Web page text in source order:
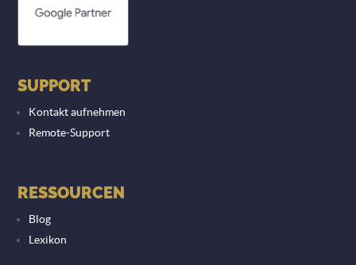
SUPPORT
Kontakt aufnehmen
Remote-Support
RESSOURCEN
Blog
Lexikon